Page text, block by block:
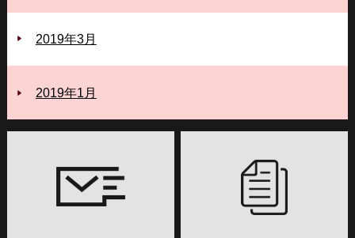
2019年3月
2019年1月